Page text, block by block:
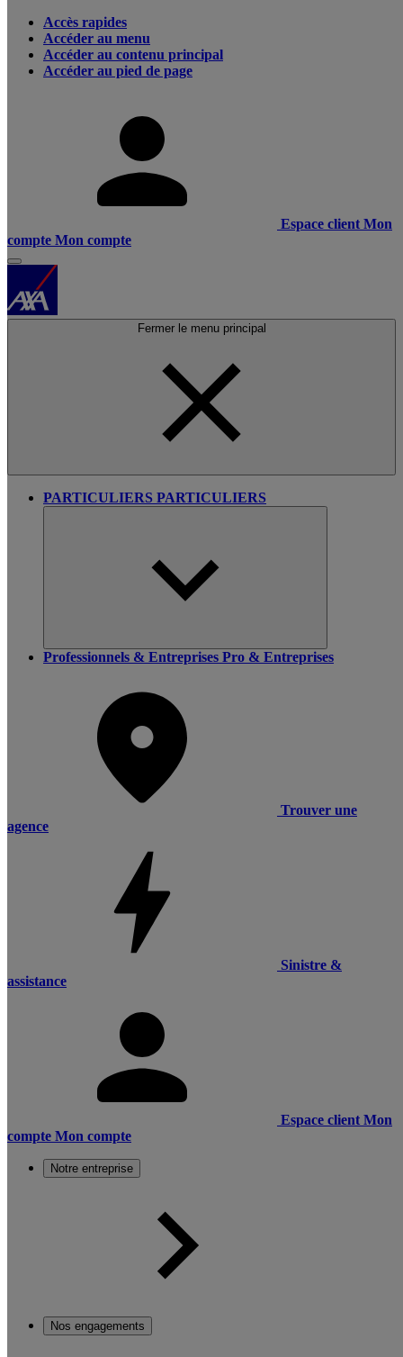
Accès rapides
Accéder au menu
Accéder au contenu principal
Accéder au pied de page
Espace client Mon
compte Mon compte
Fermer le menu principal
PARTICULIERS PARTICULIERS
Professionnels & Entreprises Pro & Entreprises
Trouver une
agence
Sinistre &
assistance
Espace client Mon
compte Mon compte
Notre entreprise
Nos engagements